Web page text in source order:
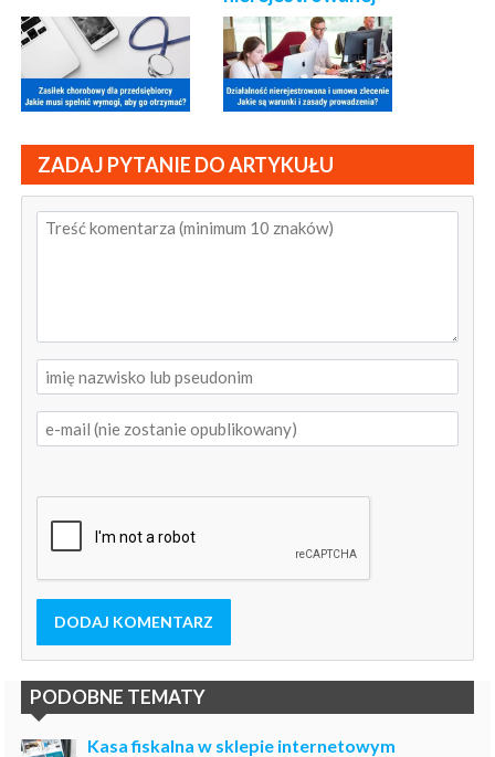
ZADAJ PYTANIE DO ARTYKUŁU
DODAJ KOMENTARZ
PODOBNE TEMATY
Kasa fiskalna w sklepie internetowym